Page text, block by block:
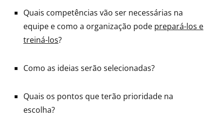
Quais competências vão ser necessárias na
equipe e como a organização pode prepará-los e
treiná-los?
Como as ideias serão selecionadas?
Quais os pontos que terão prioridade na
escolha?